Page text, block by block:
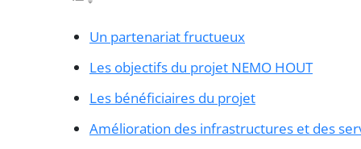
Un partenariat fructueux
Les objectifs du projet NEMO HOUT
Les bénéficiaires du projet
Amélioration des infrastructures et des